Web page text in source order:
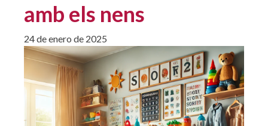
amb els nens
24 de enero de 2025